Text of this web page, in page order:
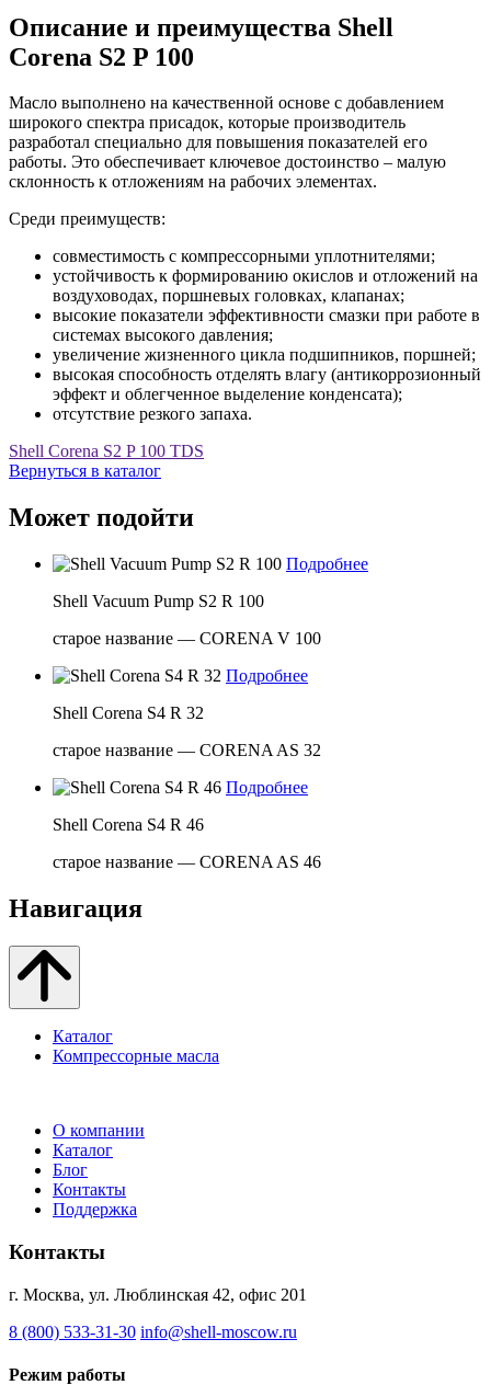
Описание и преимущества Shell
Corena S2 P 100
Масло выполнено на качественной основе с добавлением
широкого спектра присадок, которые производитель
разработал специально для повышения показателей его
работы. Это обеспечивает ключевое достоинство – малую
склонность к отложениям на рабочих элементах.
Среди преимуществ:
совместимость с компрессорными уплотнителями;
устойчивость к формированию окислов и отложений на
воздуховодах, поршневых головках, клапанах;
высокие показатели эффективности смазки при работе в
системах высокого давления;
увеличение жизненного цикла подшипников, поршней;
высокая способность отделять влагу (антикоррозионный
эффект и облегченное выделение конденсата);
отсутствие резкого запаха.
Shell Corena S2 P 100 TDS
Вернуться в каталог
Может подойти
Подробнее
Shell Vacuum Pump S2 R 100
старое название — CORENA V 100
Подробнее
Shell Corena S4 R 32
старое название — CORENA AS 32
Подробнее
Shell Corena S4 R 46
старое название — CORENA AS 46
Навигация
Каталог
Компрессорные масла
О компании
Каталог
Блог
Контакты
Поддержка
Контакты
г. Москва, ул. Люблинская 42, офис 201
8 (800) 533-31-30 info@shell-moscow.ru
Режим работы